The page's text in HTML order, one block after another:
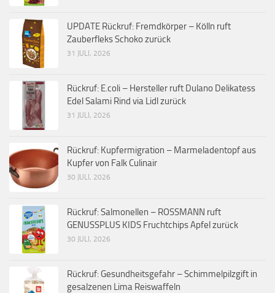
UPDATE Rückruf: Fremdkörper – Kölln ruft
Zauberfleks Schoko zurück
31 JULI, 2026
Rückruf: E.coli – Hersteller ruft Dulano Delikatess
Edel Salami Rind via Lidl zurück
31 JULI, 2026
Rückruf: Kupfermigration – Marmeladentopf aus
Kupfer von Falk Culinair
30 JULI, 2026
Rückruf: Salmonellen – ROSSMANN ruft
GENUSSPLUS KIDS Fruchtchips Apfel zurück
30 JULI, 2026
Rückruf: Gesundheitsgefahr – Schimmelpilzgift in
gesalzenen Lima Reiswaffeln